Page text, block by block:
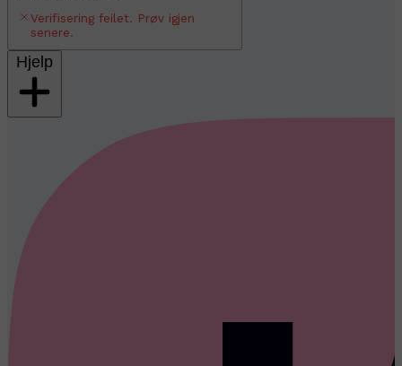
Verifisering feilet. Prøv igjen
senere.
Hjelp